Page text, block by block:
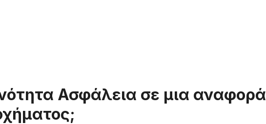
Ασφάλεια σε μια αναφορά